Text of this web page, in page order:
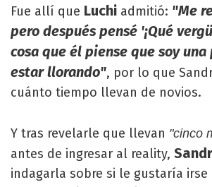
Fue allí que Luchi admitió: "Me
pero después pensé '¡Qué
cosa que él piense que soy
estar llorando", por lo que
cuánto tiempo llevan de novios.
Y tras revelarle que llevan "cinco
antes de ingresar al reality,
indagarla sobre si le gustaría irse